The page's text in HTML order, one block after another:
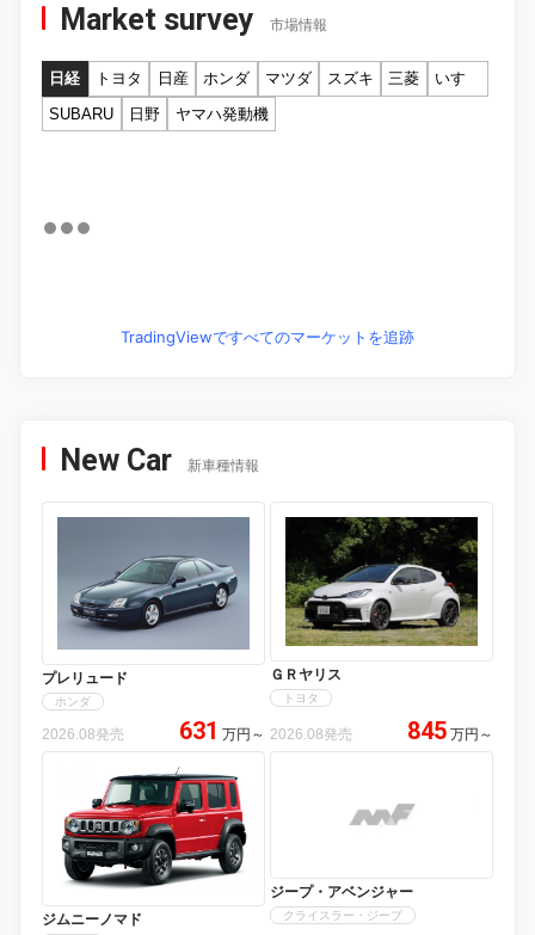
Market survey 市場情報
日経 トヨタ 日産 ホンダ マツダ スズキ 三菱
いすゞ
SUBARU
日野 ヤマハ発動機
TradingViewですべてのマーケットを追跡
New Car 新車種情報
プレリュード
ホンダ
2026.08発売 631 万円 ～
ＧＲヤリス
トヨタ
2026.08発売 845 万円 ～
ジムニーノマド
ジープ・アベンジャー
クライスラー・ジープ